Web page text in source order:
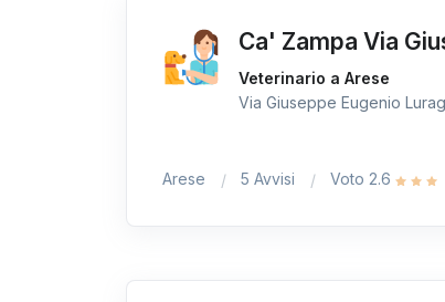
Ca' Zampa Via
Veterinario a Arese
Via Giuseppe Eugenio
Arese 5 Avvisi Voto 2.6